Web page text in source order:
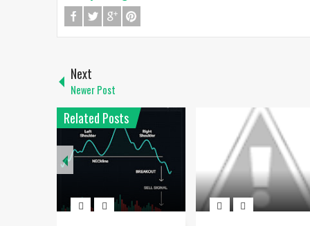
Next
Newer Post
Related Posts